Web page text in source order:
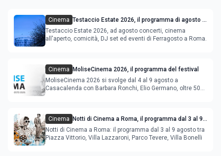
Cinema Testaccio Estate 2026, il programma di agosto e
Ferragosto
Testaccio Estate 2026, ad agosto concerti, cinema
all'aperto, comicità, DJ set ed eventi di Ferragosto a Roma.
Cinema
MoliseCinema 2026, il programma del festival
MoliseCinema 2026 si svolge dal 4 al 9 agosto a
Casacalenda con Barbara Ronchi, Elio Germano, oltre 50
Cinema
Notti di Cinema a Roma, il programma dal 3 al 9
agosto
Notti di Cinema a Roma: il programma dal 3 al 9 agosto tra
Piazza Vittorio, Villa Lazzaroni, Parco Tevere, Villa Bonelli